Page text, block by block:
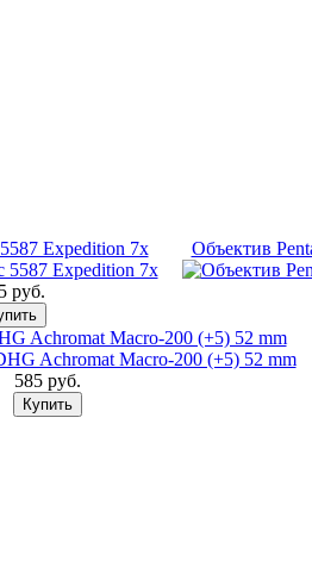
Expedition 7x
pуб.
Объектив
Achromat Macro-200 (+5) 52 mm
585 pуб.